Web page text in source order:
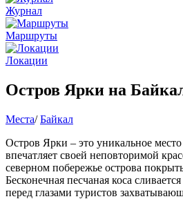
Журнал
Маршруты
Локации
Остров Ярки на
Места/ Байкал
Остров Ярки – это уникальное
впечатляет своей неповторимой
северном побережье острова
Бесконечная песчаная коса
перед глазами туристов